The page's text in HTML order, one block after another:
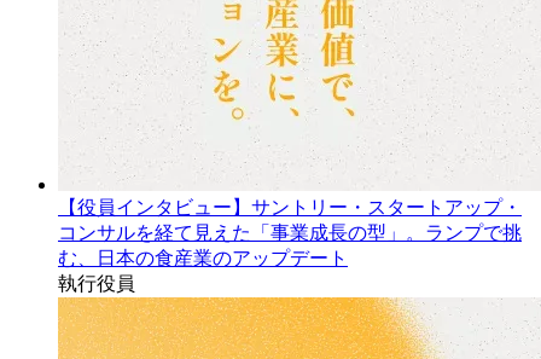
【役員インタビュー】サントリー・スタートアップ・
コンサルを経て見えた「事業成長の型」。ランプで挑
む、日本の食産業のアップデート
執行役員